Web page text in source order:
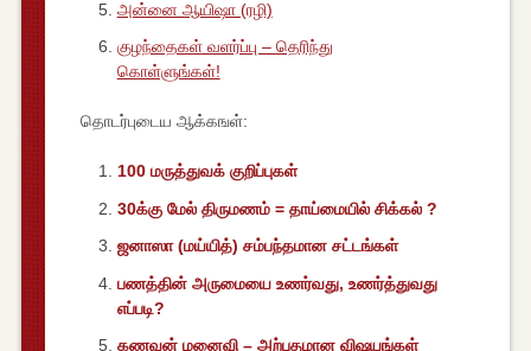
அன்னை ஆயிஷா (ரழி)
குழந்தைகள் வளர்ப்பு – தெரிந்து
கொள்ளுங்கள்!
தொடர்புடைய ஆக்கஙள்:
100 மருத்துவக் குறிப்புகள்
30க்கு மேல் திருமணம் = தாய்மையில் சிக்கல் ?
ஜனாஸா (மய்யித்) சம்பந்தமான சட்டங்கள்
பணத்தின் அருமையை உணர்வது, உணர்த்துவது
எப்படி?
கணவன் மனைவி – அற்புதமான விஷயங்கள்